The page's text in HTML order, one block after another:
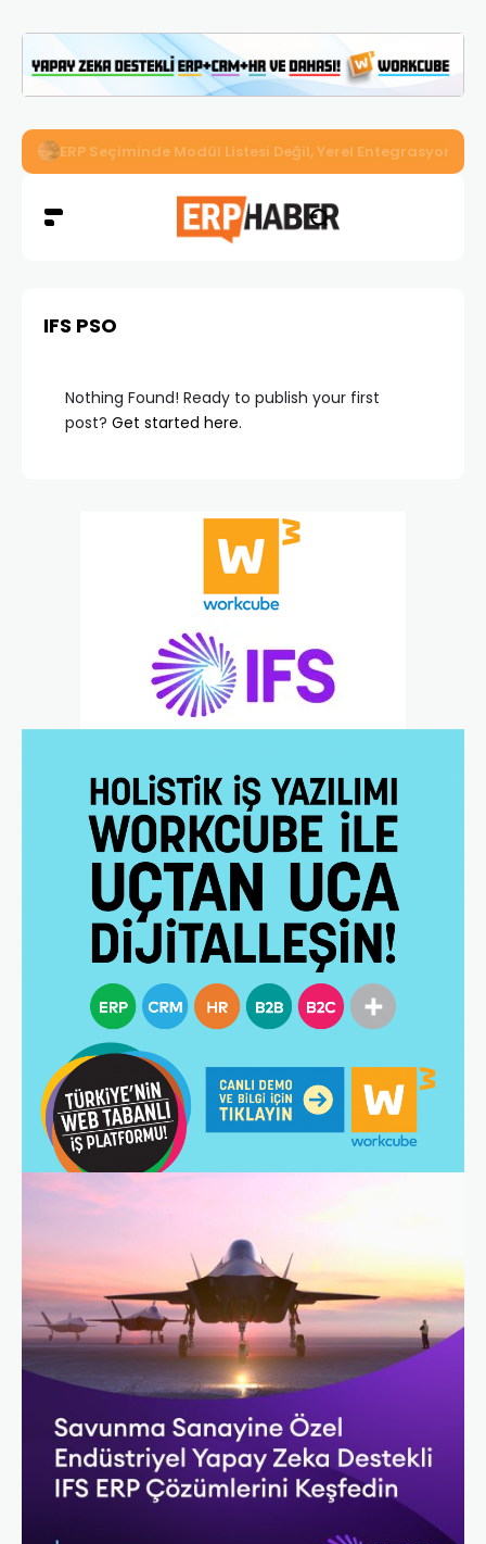
İkizler Aydınlatma, Workcube ERP ile Üretim, Satış ve
IFS PSO
Nothing Found! Ready to publish your first
post? Get started here.